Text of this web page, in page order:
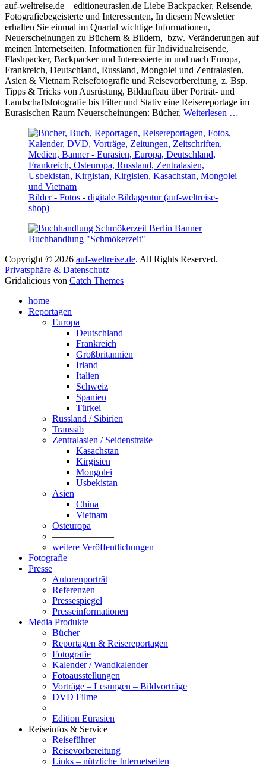
auf-weltreise.de – editioneurasien.de Liebe Backpacker, Reisende,
Fotografiebegeisterte und Interessenten, In diesem Newsletter
erhalten Sie einmal im Quartal wichtige Informationen,
Neuerscheinungen zu Büchern & Bildern, bzw. Veränderungen auf
meinen Internetseiten. Informationen für Individualreisende,
Flashpacker, Backpacker und Interessierte in und nach Europa,
Frankreich, Deutschland, Russland, Mongolei und Zentralasien,
Asien & Vietnam Reisefotografie und Reisevorbereitung, z. Bsp.
Tipps & Tricks von Ausrüstung, Bildaufbau über Porträt- und
Landschaftsfotografie bis Filter und Stativ eine Reisereportage im
Eurasischen Raum Neuerscheinungen: Bücher, Weiterlesen …
Bilder - Fotos - digitale Bildagentur (auf-weltreise-
shop)
Buchhandlung "Schmökerzeit"
Copyright © 2026 auf-weltreise.de. All Rights Reserved.
Privatsphäre & Datenschutz
Gridalicious von Catch Themes
oben
scrollen
home
Reportagen
Europa
Deutschland
Frankreich
Großbritannien
Irland
Italien
Schweiz
Spanien
Türkei
Russland / Sibirien
Transsib
Zentralasien / Seidenstraße
Kasachstan
Kirgisien
Mongolei
Usbekistan
Asien
China
Vietnam
Osteuropa
——————–
weitere Veröffentlichungen
Fotografie
Presse
Autorenporträt
Referenzen
Pressespiegel
Presseinformationen
Media Produkte
Bücher
Reportagen & Reisereportagen
Fotografie
Kalender / Wandkalender
Fotoausstellungen
Vorträge – Lesungen – Bildvorträge
DVD Filme
——————–
Edition Eurasien
Reiseinfos & Service
Reiseführer
Reisevorbereitung
Links – nützliche Internetseiten